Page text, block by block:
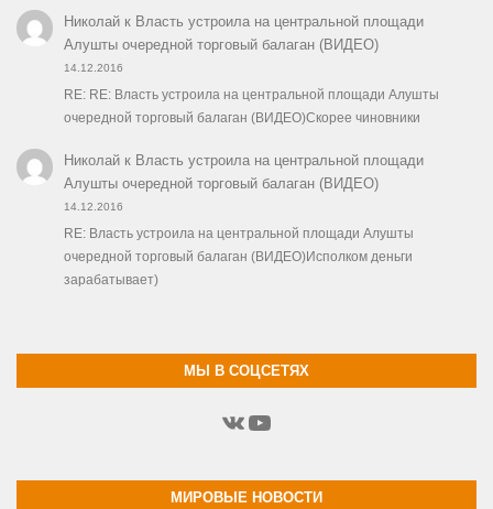
Николайк Власть устроила на центральной площади
Алушты очередной торговый балаган (ВИДЕО)
14.12.2016
RE: RE: Власть устроила на центральной площади Алушты
очередной торговый балаган (ВИДЕО)Скорее чиновники
Николайк Власть устроила на центральной площади
Алушты очередной торговый балаган (ВИДЕО)
14.12.2016
RE: Власть устроила на центральной площади Алушты
очередной торговый балаган (ВИДЕО)Исполком деньги
зарабатывает)
МЫ В СОЦСЕТЯХ
ВКонтакте
YouTube
МИРОВЫЕ НОВОСТИ